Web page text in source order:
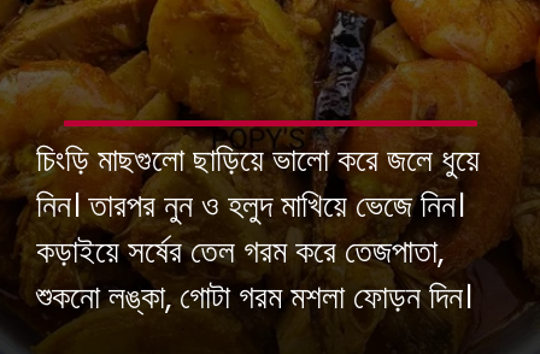
চিংড়ি মাছগুলো ছাড়িয়ে ভালো করে জলে ধুয়ে
নিন। তারপর নুন ও হলুদ মাখিয়ে ভেজে নিন।
কড়াইয়ে সর্ষের তেল গরম করে তেজপাতা,
শুকনো লঙ্কা, গোটা গরম মশলা ফোড়ন দিন।